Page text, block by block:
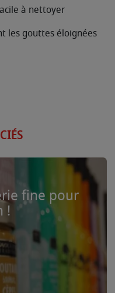
à nettoyer
les gouttes éloignées
fine pour
!